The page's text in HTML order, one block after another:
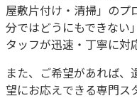
屋敷片付け・清掃」のプ
分ではどうにもできない
タッフが迅速・丁寧に対
また、ご希望があれば
望にお応えできる専門ス